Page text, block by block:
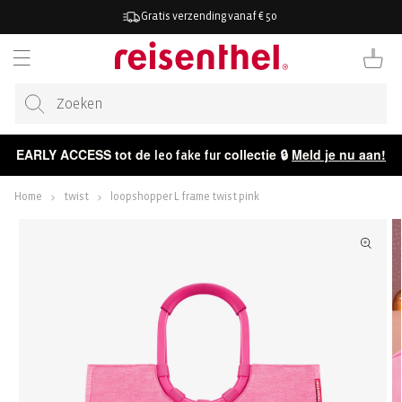
Gratis verzending vanaf € 50
EARLY ACCESS tot de leo fake fur collectie 🔒 Meld je nu aan!
Home twist loopshopper L frame twist pink